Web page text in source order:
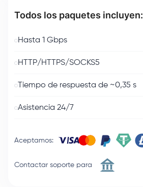
Todos los paquetes incluyen:
Hasta 1 Gbps
HTTP/HTTPS/SOCKS5
Tiempo de respuesta de ~0,35 s
Asistencia 24/7
Aceptamos:
Contactar soporte para